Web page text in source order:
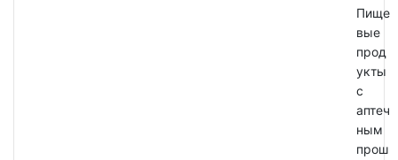
Пище
вые
прод
укты
с
аптеч
ным
прош